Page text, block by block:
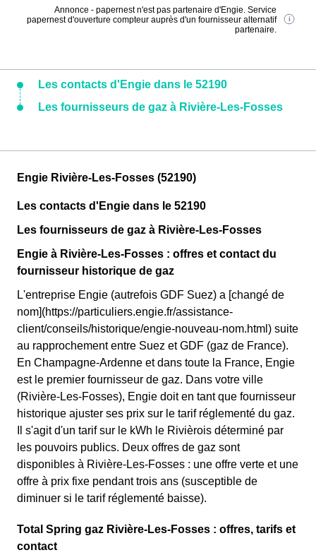
Annonce - papernest n'est pas partenaire d'Engie. Service
papernest d'ouverture compteur auprès d'un fournisseur alternatif
partenaire.
Les contacts d'Engie dans le 52190
Les fournisseurs de gaz à Rivière-Les-Fosses
Engie Rivière-Les-Fosses (52190)
Les contacts d'Engie dans le 52190
Les fournisseurs de gaz à Rivière-Les-Fosses
Engie à Rivière-Les-Fosses : offres et contact du
fournisseur historique de gaz
L'entreprise Engie (autrefois GDF Suez) a [changé de
nom](https://particuliers.engie.fr/assistance-
client/conseils/historique/engie-nouveau-nom.html) suite
au rapprochement entre Suez et GDF (gaz de France).
En Champagne-Ardenne et dans toute la France, Engie
est le premier fournisseur de gaz. Dans votre ville
(Rivière-Les-Fosses), Engie doit en tant que fournisseur
historique ajuster ses prix sur le tarif réglementé du gaz.
Il s'agit d'un tarif sur le kWh le Rivièrois déterminé par
les pouvoirs publics. Deux offres de gaz sont
disponibles à Rivière-Les-Fosses : une offre verte et une
offre à prix fixe pendant trois ans (susceptible de
diminuer si le tarif réglementé baisse).
Total Spring gaz Rivière-Les-Fosses : offres, tarifs et
contact